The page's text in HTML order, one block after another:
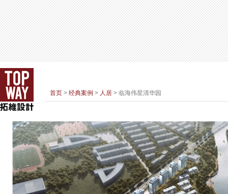
首页 > 经典案例 > 人居 > 临海伟星清华园